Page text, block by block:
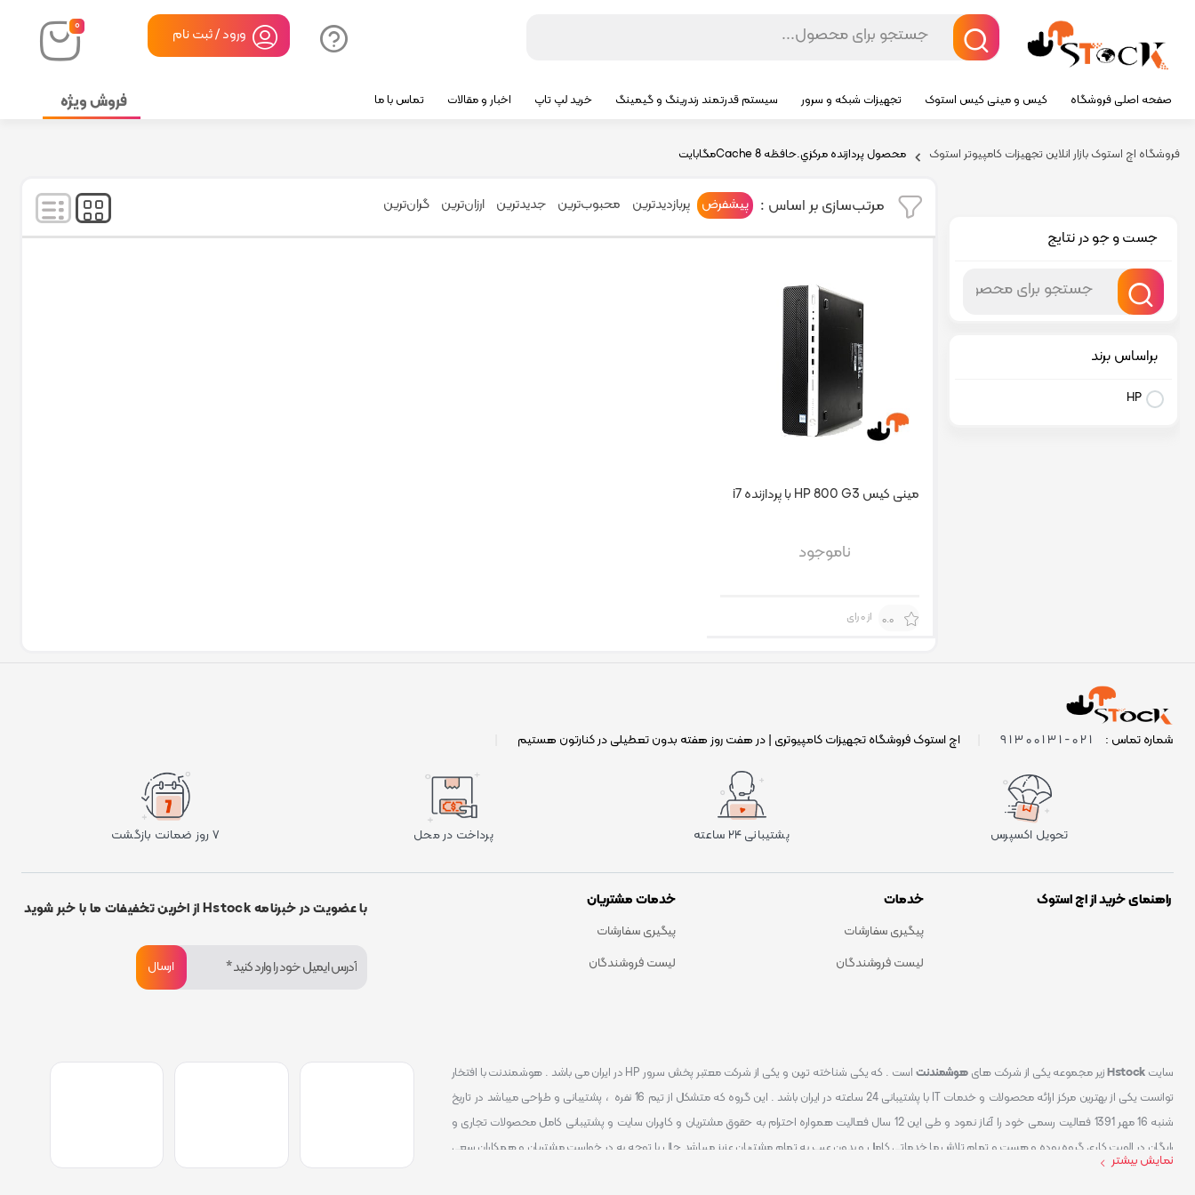
۰ ورود / ثبت نام
صفحه اصلی فروشگاه کیس و مینی کیس استوک تجهیزات شبکه و سرور سیستم قدرتمند رندرینگ و گیمینگ خرید لپ تاپ اخبار و مقالات تماس با ما فروش ویژه
فروشگاه اچ استوک بازار انلاین تجهیزات کامپیوتر استوک محصول پردازنده مرکزي.حافظه Cache8مگابایت
جست و جو در نتایج
براساس برند
HP
نمایش۱ -۱کالا از مرتب‌سازی بر اساس : پیشفرض پربازدیدترین محبوب‌ترین جدیدترین ارزان‌ترین گران‌ترین
مینی کیس HP 800 G3 با پردازنده i7
ناموجود
0.0 از 0 رای
شماره تماس : 021-91300131 اچ استوک فروشگاه تجهیزات کامپیوتری | در هفت روز هفته بدون تعطیلی در کنارتون هستیم
تحویل اکسپرس پشتیبانی ۲۴ ساعته پرداخت در محل ۷ روز ضمانت بازگشت
راهنمای خرید از اچ استوک خدمات
پیگیری سفارشات
لیست فروشندگان
خدمات مشتریان
پیگیری سفارشات
لیست فروشندگان
با عضویت در خبرنامه Hstock از اخرین تخفیفات ما با خبر شوید
سایت Hstockزیر مجموعه یکی از شرکت هایهوشمندنت
است . که یکی شناخته ترین و یکی از شرکت معتبر پخش سرور HP در ایران می باشد . هوشمندنت با افتخار
توانست یکی از بهترین مرکز ارائه محصولات و خدمات IT با پشتیبانی 24 ساعته در ایران باشد . این گروه که متشکل از تیم 16 نفره ، پشتیبانی و طراحی میباشد در تاریخ
شنبه 16 مهر 1391 فعالیت رسمی خود را آغاز نمود و طی این 12 سال فعالیت همواره احترام به حقوق مشتریان و کاربران سایت و پشتیبانی کامل محصولات تجاری و
رایگان در الویت کاری گروه بوده و هست و تمام تلاش ما خدماتی کامل و بدون عیب به تمام مشتریان عزیز میباشد حال با توجه به در خواست مشتریان و همکاران سعی
کردیم سایتی اماده کنیم که تمام مشتریان عزیزمان با خیال راحت تمام محصولات IT خود را خریداری کنند.
نمایش بیشتر